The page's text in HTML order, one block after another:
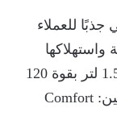
للعملاء
واستهلاكها
الاقتصادي للوقود. تأتي السيارة بمحرك 1.5 لتر بقوة 120
حصانًا وعزم 152 نيوتن–متر، وتُطرح بفئتين: Comfort